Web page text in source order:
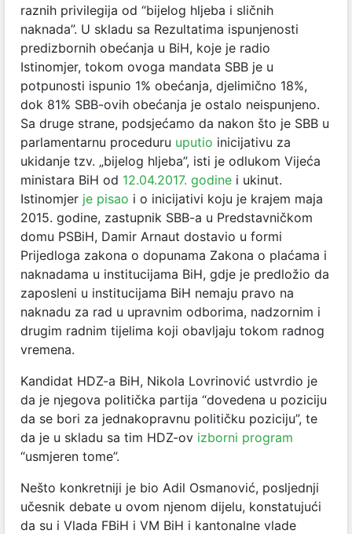
raznih privilegija od “bijelog hljeba i sličnih
naknada”. U skladu sa Rezultatima ispunjenosti
predizbornih obećanja u BiH, koje je radio
Istinomjer, tokom ovoga mandata SBB je u
potpunosti ispunio 1% obećanja, djelimično 18%,
dok 81% SBB-ovih obećanja je ostalo neispunjeno.
Sa druge strane, podsjećamo da nakon što je SBB u
parlamentarnu proceduru uputio inicijativu za
ukidanje tzv. „bijelog hljeba”, isti je odlukom Vijeća
ministara BiH od 12.04.2017. godine i ukinut.
Istinomjer je pisao i o inicijativi koju je krajem maja
2015. godine, zastupnik SBB-a u Predstavničkom
domu PSBiH, Damir Arnaut dostavio u formi
Prijedloga zakona o dopunama Zakona o plaćama i
naknadama u institucijama BiH, gdje je predložio da
zaposleni u institucijama BiH nemaju pravo na
naknadu za rad u upravnim odborima, nadzornim i
drugim radnim tijelima koji obavljaju tokom radnog
vremena.
Kandidat HDZ-a BiH, Nikola Lovrinović ustvrdio je
da je njegova politička partija “dovedena u poziciju
da se bori za jednakopravnu političku poziciju”, te
da je u skladu sa tim HDZ-ov izborni program
“usmjeren tome”.
Nešto konkretniji je bio Adil Osmanović, posljednji
učesnik debate u ovom njenom dijelu, konstatujući
da su i Vlada FBiH i VM BiH i kantonalne vlade